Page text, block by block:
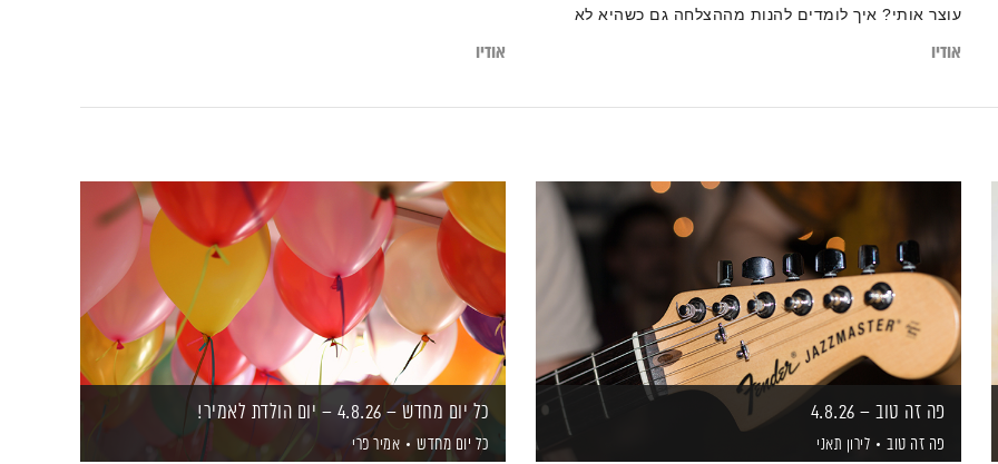
עוצר אותי? איך לומדים להנות מההצלחה גם כשהיא לא
אודיו אודיו
פה זה טוב – 4.8.26
פה זה טוב לירון תאני
כל יום מחדש – 4.8.26 – יום הולדת לאמיר!
כל יום מחדש אמיר פרי